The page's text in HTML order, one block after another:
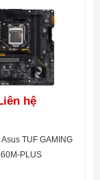
hệ
TUF GAMING
PLUS